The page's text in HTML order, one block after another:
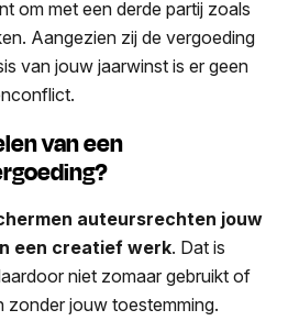
om met een derde partij zoals
Aangezien zij de vergoeding
van jouw jaarwinst is er geen
van een
auteursrechten jouw
een creatief werk. Dat is
niet zomaar gebruikt of
zonder jouw toestemming.